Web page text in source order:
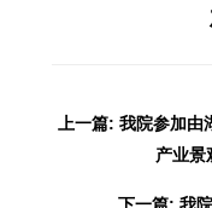
上一篇: 我院参加
产业景